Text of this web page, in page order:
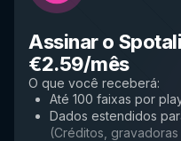
Assinar o
€2.59/mês
O que você receberá:
Até 100 faixas por
Dados estendidos
(Créditos, gravadoras